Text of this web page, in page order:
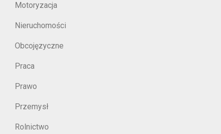
Motoryzacja
Nieruchomości
Obcojęzyczne
Praca
Prawo
Przemysł
Rolnictwo